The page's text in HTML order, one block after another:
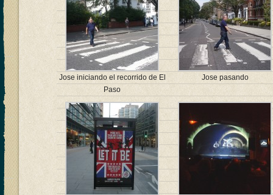
Jose iniciando el recorrido de El
Paso
Jose pasando